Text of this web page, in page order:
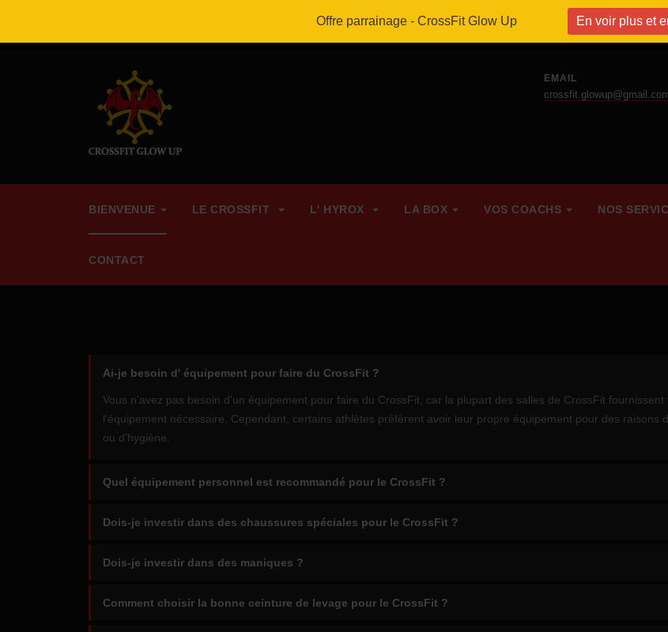
EMAIL
BIENVENUE LE CROSSFIT L' HYROX LA BOX VOS COACHS NOS
CONTACT
Ai-je besoin d' équipement pour faire du CrossFit ?
Vous n'avez pas besoin d'un équipement pour faire du CrossFit, car la plupart des salles de CrossFit fournissent
l'équipement nécessaire. Cependant, certains athlètes préfèrent avoir leur propre équipement pour des raisons
ou d'hygiène.
Quel équipement personnel est recommandé pour le CrossFit ?
Dois-je investir dans des chaussures spéciales pour le CrossFit ?
Dois-je investir dans des maniques ?
Comment choisir la bonne ceinture de levage pour le CrossFit ?
Offre parrainage - CrossFit Glow Up En voir plus et